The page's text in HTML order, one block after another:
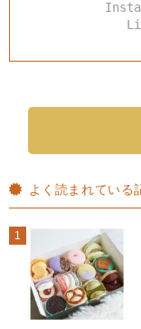
よく読まれている
1